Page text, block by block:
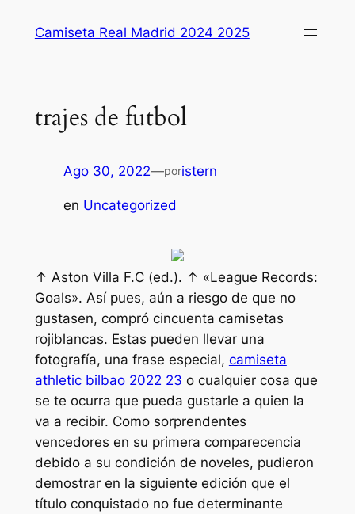
Camiseta Real Madrid 2024 2025
trajes de futbol
Ago 30, 2022—poristern
en Uncategorized
↑ Aston Villa F.C (ed.). ↑ «League Records:
Goals». Así pues, aún a riesgo de que no
gustasen, compró cincuenta camisetas
rojiblancas. Estas pueden llevar una
fotografía, una frase especial, camiseta
athletic bilbao 2022 23 o cualquier cosa que
se te ocurra que pueda gustarle a quien la
va a recibir. Como sorprendentes
vencedores en su primera comparecencia
debido a su condición de noveles, pudieron
demostrar en la siguiente edición que el
título conquistado no fue determinante